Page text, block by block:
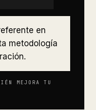
en
metodología
MEJORA TU